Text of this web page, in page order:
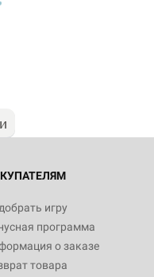
игру
программа
о заказе
товара